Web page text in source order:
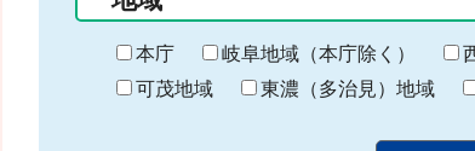
始
ま
り
終
わ
り
本庁 岐阜地域（本庁除く）
可茂地域
東濃（多治見）地域